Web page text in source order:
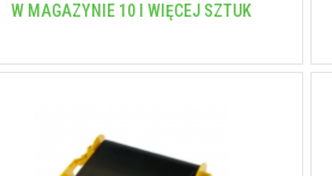
W MAGAZYNIE 10 I WIĘCEJ SZTUK